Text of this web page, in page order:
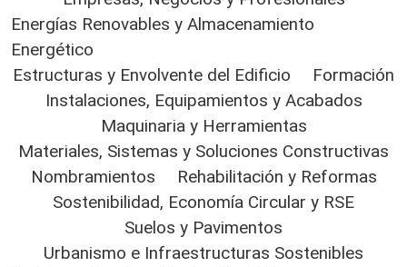
Energías Renovables y Almacenamiento
Energético
Estructuras y Envolvente del Edificio
Formación
Instalaciones, Equipamientos y Acabados
Maquinaria y Herramientas
Materiales, Sistemas y Soluciones Constructivas
Nombramientos
Rehabilitación y Reformas
Sostenibilidad, Economía Circular y RSE
Suelos y Pavimentos
Urbanismo e Infraestructuras Sostenibles